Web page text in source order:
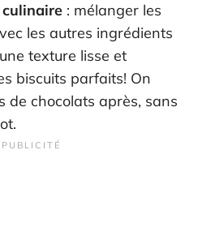
: mélanger les
les autres ingrédients
texture lisse et
biscuits parfaits! On
de chocolats après, sans